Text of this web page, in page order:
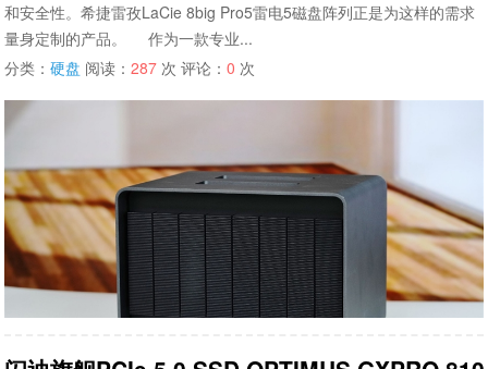
和安全性。希捷雷孜LaCie 8big Pro5雷电5磁盘阵列正是为这样的需求
量身定制的产品。 作为一款专业...
分类：硬盘 阅读：287 次 评论：0 次